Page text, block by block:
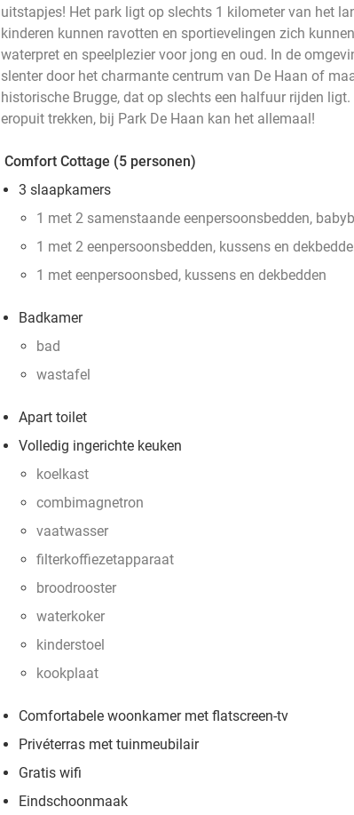
uitstapjes! Het park ligt op slechts 1 kilometer van het
kinderen kunnen ravotten en sportievelingen zich
waterpret en speelplezier voor jong en oud. In de
slenter door het charmante centrum van De Haan of
historische Brugge, dat op slechts een halfuur rijden
eropuit trekken, bij Park De Haan kan het allemaal!
Comfort Cottage (5 personen)
3 slaapkamers
1 met 2 samenstaande eenpersoonsbedden,
1 met 2 eenpersoonsbedden, kussens en
1 met eenpersoonsbed, kussens en dekbedden
Badkamer
bad
wastafel
Apart toilet
Volledig ingerichte keuken
koelkast
combimagnetron
vaatwasser
filterkoffiezetapparaat
broodrooster
waterkoker
kinderstoel
kookplaat
Comfortabele woonkamer met flatscreen-tv
Privéterras met tuinmeubilair
Gratis wifi
Eindschoonmaak